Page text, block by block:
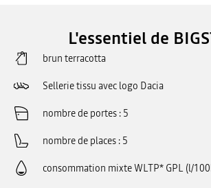
L'essentiel de
brun terracotta
Sellerie tissu avec logo Dacia
nombre de portes 5
nombre de places 5
consommation mixte WLTP* GPL (l/